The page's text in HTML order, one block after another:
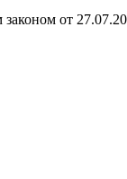
законом от